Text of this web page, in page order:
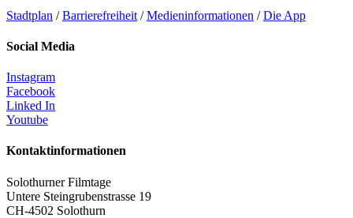
Stadtplan /Barrierefreiheit /Medieninformationen /Die App
Social Media
Instagram
Facebook
Linked In
Youtube
Kontaktinformationen
Solothurner Filmtage
Untere Steingrubenstrasse 19
CH-4502 Solothurn